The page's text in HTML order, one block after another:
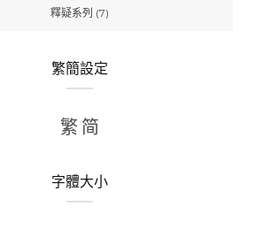
釋疑系列 (7)
繁簡設定
繁 简
字體大小